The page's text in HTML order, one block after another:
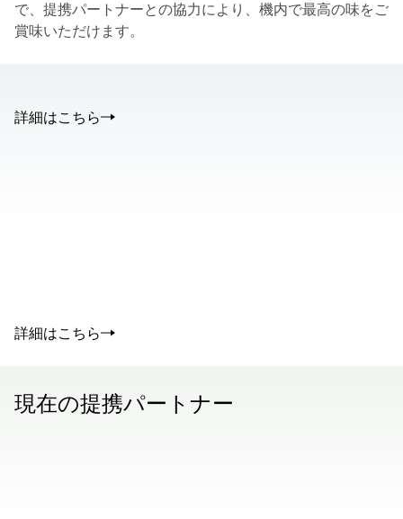
で、提携パートナーとの協力により、機内で最高の味をご
賞味いただけます。
詳細はこちら
詳細はこちら
現在の提携パートナー